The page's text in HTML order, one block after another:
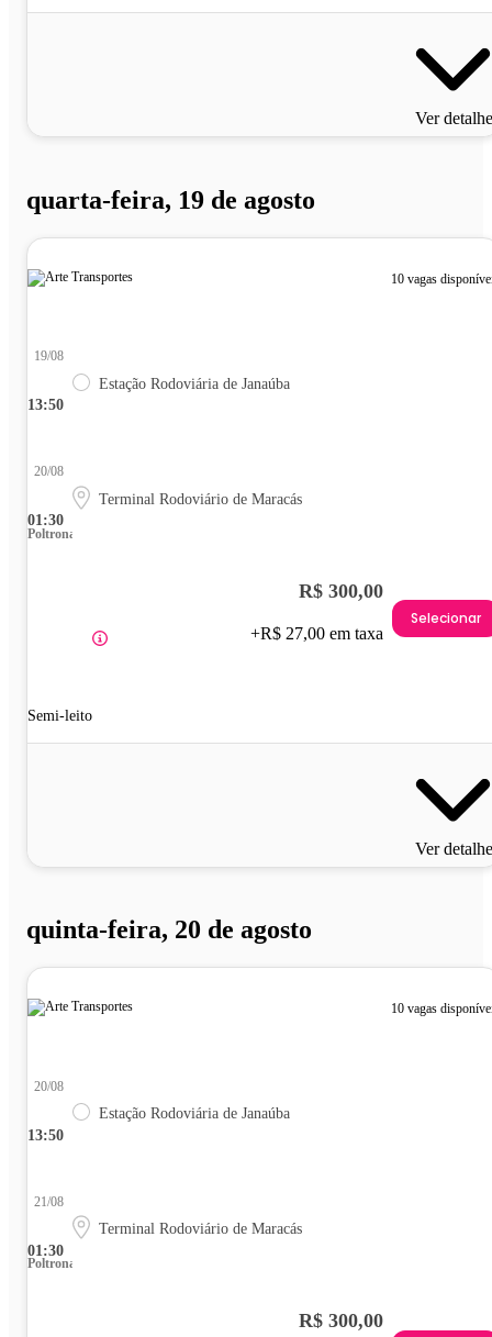
Ver
quarta-feira, 19 de agosto
10 vagas
13:50
19/08
Estação Rodoviária de Janaúba
01:30
20/08
Terminal Rodoviário de Maracás
Poltrona
Semi-leito
R$ 300,00
+R$ 27,00 em taxa
Selecionar
Ver
quinta-feira, 20 de agosto
10 vagas
13:50
20/08
Estação Rodoviária de Janaúba
01:30
21/08
Terminal Rodoviário de Maracás
Poltrona
R$ 300,00